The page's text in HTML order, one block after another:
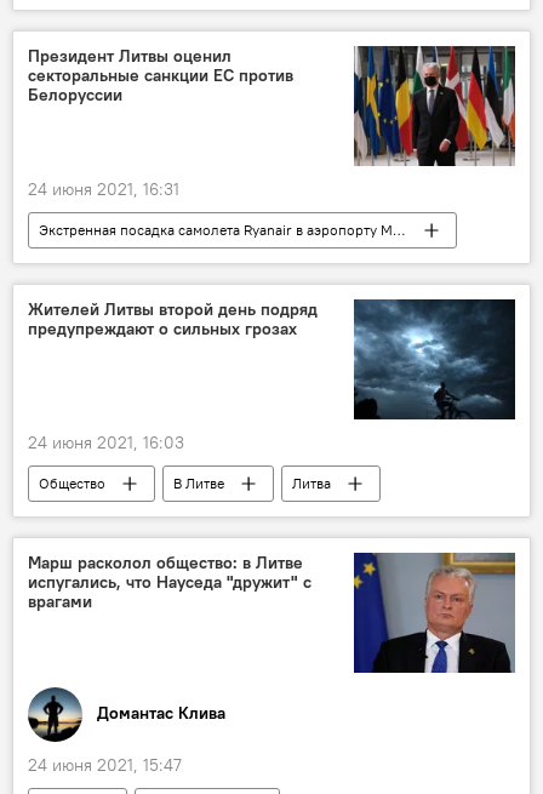
народные традиции
Йонинес
Президент Литвы оценил
секторальные санкции ЕС против
Белоруссии
24 июня 2021, 16:31
Экстренная посадка самолета Ryanair в аэропорту Минска
Политика
Литва
санкции
Белоруссия
Гитанас Науседа
Жителей Литвы второй день подряд
предупреждают о сильных грозах
24 июня 2021, 16:03
Общество В Литве
Литва
погода
погода в Литве
Погода в Литве и Балтии
Марш расколол общество: в Литве
испугались, что Науседа "дружит" с
врагами
Домантас Клива
24 июня 2021, 15:47